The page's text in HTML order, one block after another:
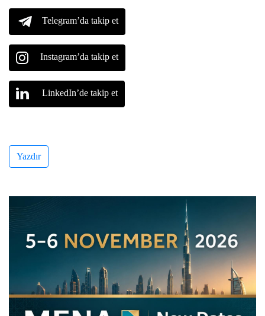
Telegram’da takip et
Instagram’da takip et
LinkedIn’de takip et
Yazdır